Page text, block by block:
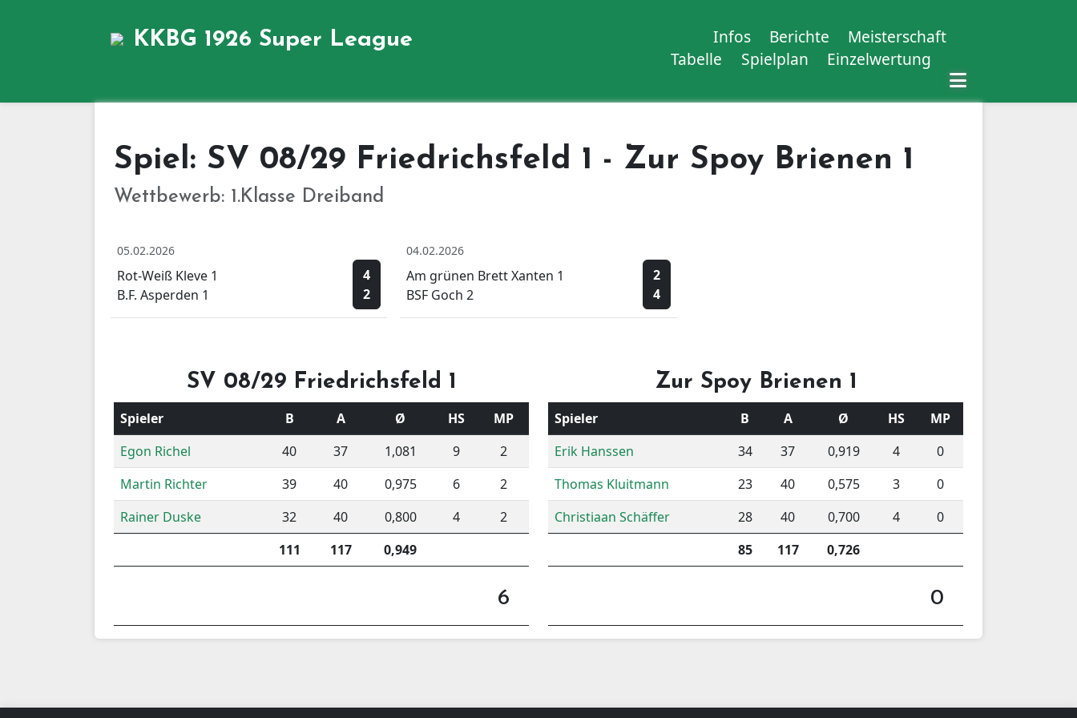
KKBG 1926 Super League Infos Berichte
Meisterschaft
Tabelle
Spielplan Einzelwertung
Spiel: SV 08/29 Friedrichsfeld 1 - Zur Spoy Brienen 1
Wettbewerb: 1.Klasse Dreiband
05.02.2026
Rot-Weiß Kleve 1
B.F. Asperden 1
4
2
04.02.2026
Am grünen Brett Xanten 1
BSF Goch 2
2
4
SV 08/29 Friedrichsfeld 1
Spieler B A Ø HS
MP
Egon Richel
40 37 1,081 9
2
Martin Richter
39 40 0,975 6
2
Rainer Duske
32 40 0,800 4
2
111
117 0,949
6
Zur Spoy Brienen 1
Spieler B A Ø HS
MP
Erik Hanssen
34 37 0,919 4
0
Thomas Kluitmann
23 40 0,575 3
0
Christiaan Schäffer
28 40 0,700 4
0
85
117 0,726
0